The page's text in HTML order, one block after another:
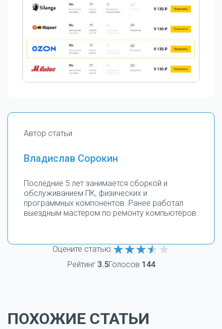
Автор статьи
Владислав Сорокин
Последние 5 лет занимается сборкой и
обслуживанием ПК, физических и
программных компонентов. Ранее работал
выездным мастером по ремонту компьютеров.
Оцените статью:
Рейтинг 3.5Голосов 144
ПОХОЖИЕ СТАТЬИ